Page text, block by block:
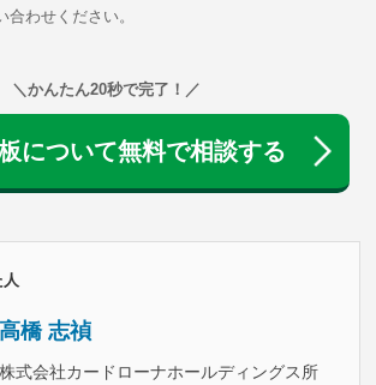
合わせください。
＼かんたん20秒で完了！／
について無料で相談する
高橋 志禎
株式会社カードローナホールディングス所